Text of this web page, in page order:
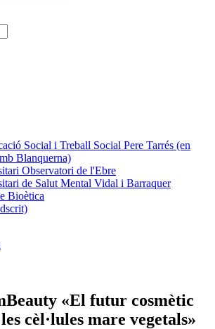
Social i Treball Social Pere Tarrés (en
Blanquerna)
Observatori de l'Ebre
de Salut Mental Vidal i Barraquer
Bioètica
«El futur cosmètic
cèl·lules mare vegetals»